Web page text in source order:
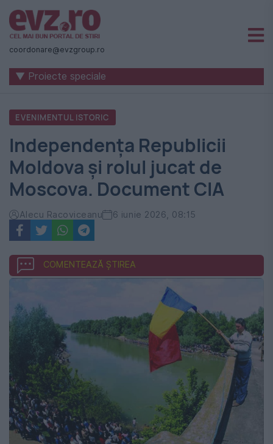
Știri
naționale
internaționale
România
Evenimentul
Zilei
coordonare@evzgroup.ro
▼ Proiecte speciale
EVENIMENTUL ISTORIC
Independența Republicii
Moldova și rolul jucat de
Moscova. Document CIA
Alecu Racoviceanu 6 iunie 2026, 08:15
COMENTEAZĂ ȘTIREA